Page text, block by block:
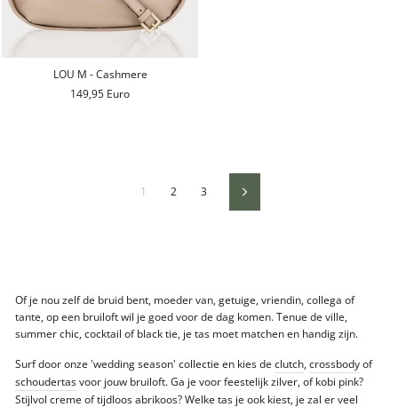
LOU M - Cashmere
149,95 Euro
1 2 3 Volgende
Of je nou zelf de bruid bent, moeder van, getuige, vriendin, collega of
tante, op een bruiloft wil je goed voor de dag komen. Tenue de ville,
summer chic, cocktail of black tie, je tas moet matchen en handig zijn.
Surf door onze 'wedding season' collectie en kies de clutch crossbodyof
schoudertasvoor jouw bruiloft. Ga je voor feestelijk zilver, of kobi pink?
Stijlvol creme of tijdloos abrikoos? Welke tas je ook kiest, je zal er veel